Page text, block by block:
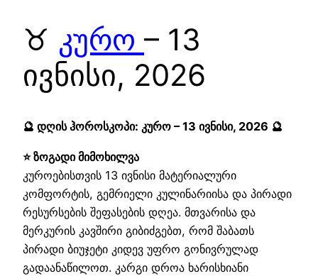
♉ კურო – 13
ივნისი, 2026
🔮 დღის ჰოროსკოპი: კურო – 13 ივნისი, 2026 🔮
⭐ ზოგადი მიმოხილვა
კუროებისთვის 13 ივნისი მატერიალური
კომფორტის, გემრიელი კულინარიისა და პირადი
რესურსების შეფასების დღეა. მთვარისა და
მერკურის კავშირი გიბიძგებთ, რომ შაბათს
პირადი ბიუჯეტი კიდევ უფრო გონივრულად
გადაანაწილოთ. კარგი დროა ხარისხიანი